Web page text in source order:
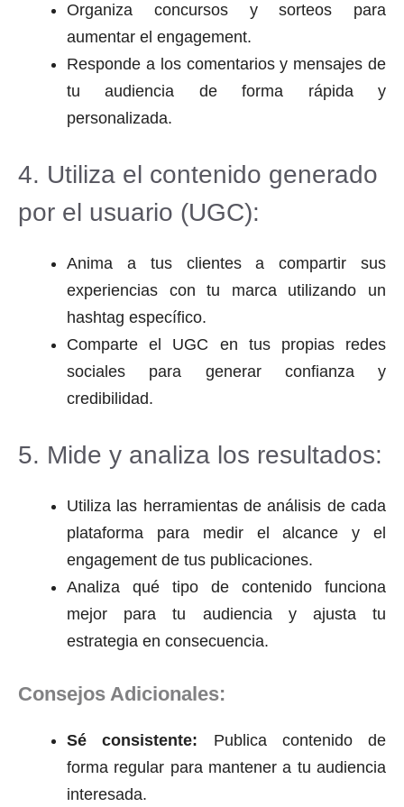
Organiza concursos y sorteos para
aumentar el engagement.
Responde a los comentarios y mensajes de
tu audiencia de forma rápida y
personalizada.
4. Utiliza el contenido generado
por el usuario (UGC):
Anima a tus clientes a compartir sus
experiencias con tu marca utilizando un
hashtag específico.
Comparte el UGC en tus propias redes
sociales para generar confianza y
credibilidad.
5. Mide y analiza los resultados:
Utiliza las herramientas de análisis de cada
plataforma para medir el alcance y el
engagement de tus publicaciones.
Analiza qué tipo de contenido funciona
mejor para tu audiencia y ajusta tu
estrategia en consecuencia.
Consejos Adicionales:
Sé consistente: Publica contenido de
forma regular para mantener a tu audiencia
interesada.